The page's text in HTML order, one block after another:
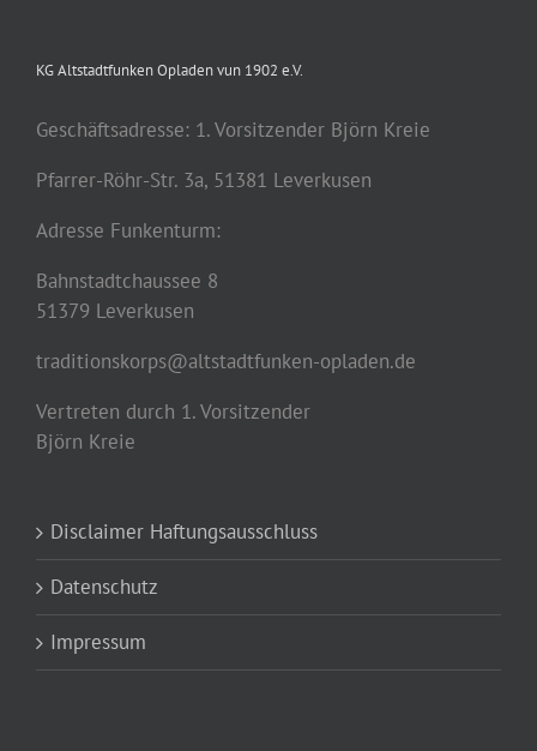
KG Altstadtfunken Opladen vun 1902 e.V.
Geschäftsadresse: 1. Vorsitzender Björn Kreie
Pfarrer-Röhr-Str. 3a, 51381 Leverkusen
Adresse Funkenturm:
Bahnstadtchaussee 8
51379 Leverkusen
traditionskorps@altstadtfunken-opladen.de
Vertreten durch 1. Vorsitzender
Björn Kreie
Disclaimer Haftungsausschluss
Datenschutz
Impressum